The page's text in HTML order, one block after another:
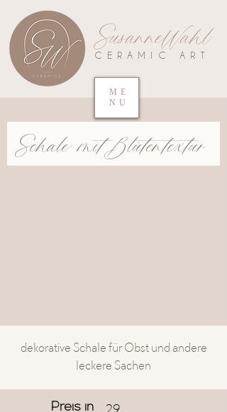
SusanneWahl
CERAMIC ART
ME
NU
Schale mit Blütentextur
dekorative Schale für Obst und andere
leckere Sachen
Preis in